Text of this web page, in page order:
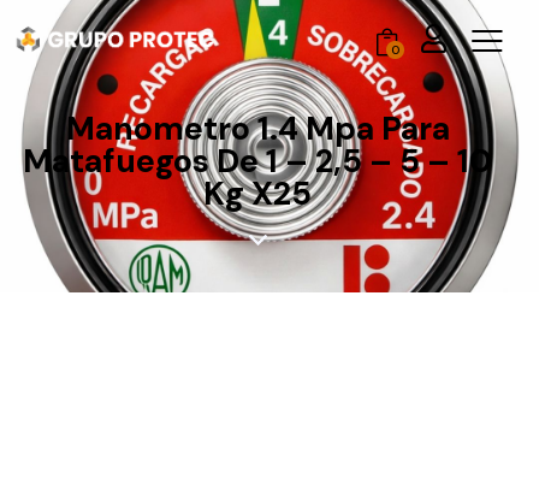
0
Manometro 1.4 Mpa Para
Matafuegos De 1 – 2,5 – 5 – 10
Kg X25